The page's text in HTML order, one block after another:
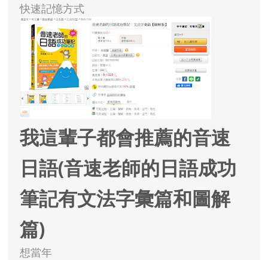
快速記憶方式
我這輩子都會推薦的音速
日語(音速老師的日語成功
筆記有文法字彙篇和圖解
篇)
想當年